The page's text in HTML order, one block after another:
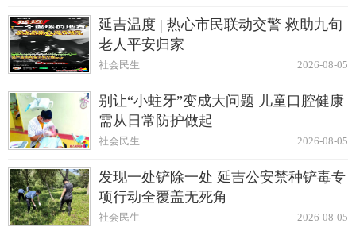
延吉温度 | 热心市民联动交警 救助九旬
老人平安归家
2026-08-05
社会民生
别让“小蛀牙”变成大问题 儿童口腔健康
需从日常防护做起
2026-08-05
社会民生
发现一处铲除一处 延吉公安禁种铲毒专
项行动全覆盖无死角
2026-08-05
社会民生